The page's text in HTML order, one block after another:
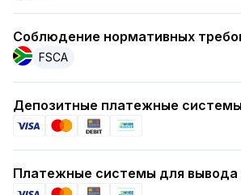
Соблюдение нормативных
FSCA
Депозитные платежные системы
Платежные системы для вывода